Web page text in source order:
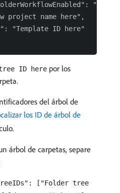
project name here",
"Template ID here"
ID here por los
del árbol de
los ID de árbol de
árbol de carpetas, separe
["Folder tree